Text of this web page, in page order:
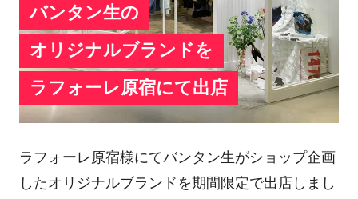
バンタン生の
オリジナルブランドを
ラフォーレ原宿にて出店
ラフォーレ原宿様にてバンタン生がショップ企画
したオリジナルブランドを期間限定で出店しまし